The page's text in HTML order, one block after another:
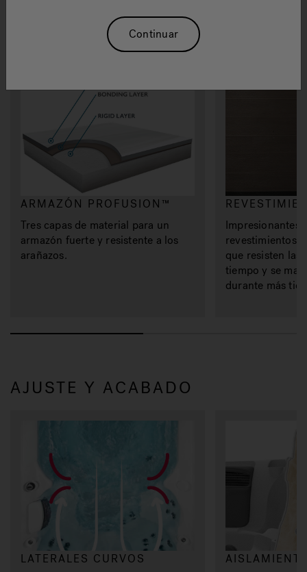
MATERIALES
ARMAZÓN PROFUSION™
Tres capas de material para un
armazón fuerte y resistente a los
arañazos.
Impresionantes
revestimientos
que resisten las
tiempo y se
durante más
AJUSTE Y ACABADO
LATERALES CURVOS
Continuar